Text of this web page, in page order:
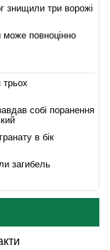
знищили три ворожі
може повноцінно
трьох
собі поранення
в бік
загибель